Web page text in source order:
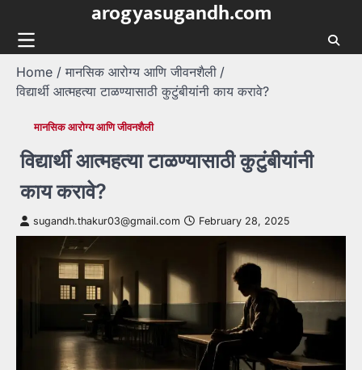
content
arogyasugandh.com
Home
मानसिक आरोग्य आणि जीवनशैली
विद्यार्थी आत्महत्या टाळण्यासाठी कुटुंबीयांनी काय करावे?
मानसिक आरोग्य आणि जीवनशैली
विद्यार्थी आत्महत्या टाळण्यासाठी कुटुंबीयांनी
काय करावे?
sugandh.thakur03@gmail.com February 28, 2025